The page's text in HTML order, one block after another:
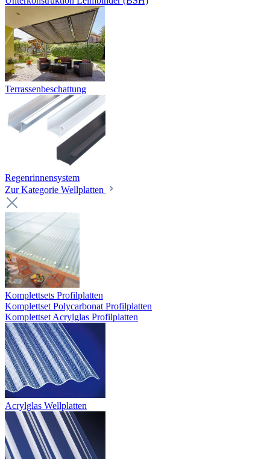
Terrassenbeschattung
Regenrinnensystem
Zur Kategorie Wellplatten
Komplettsets Profilplatten
Komplettset Polycarbonat Profilplatten
Komplettset Acrylglas Profilplatten
Acrylglas Wellplatten